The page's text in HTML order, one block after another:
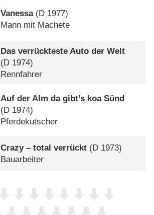
Vanessa(D 1977)
Mann mit Machete
Das verrückteste Auto der Welt
(D 1974)
Rennfahrer
Auf der Alm da gibt’s koa Sünd
(D 1974)
Pferdekutscher
Crazy – total verrückt (D 1973)
Bauarbeiter